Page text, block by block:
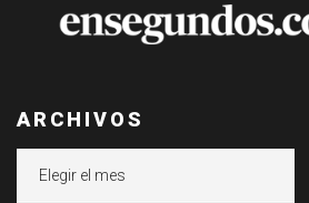
ARCHIVOS